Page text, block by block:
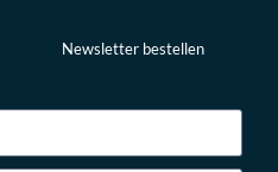
Newsletter bestellen